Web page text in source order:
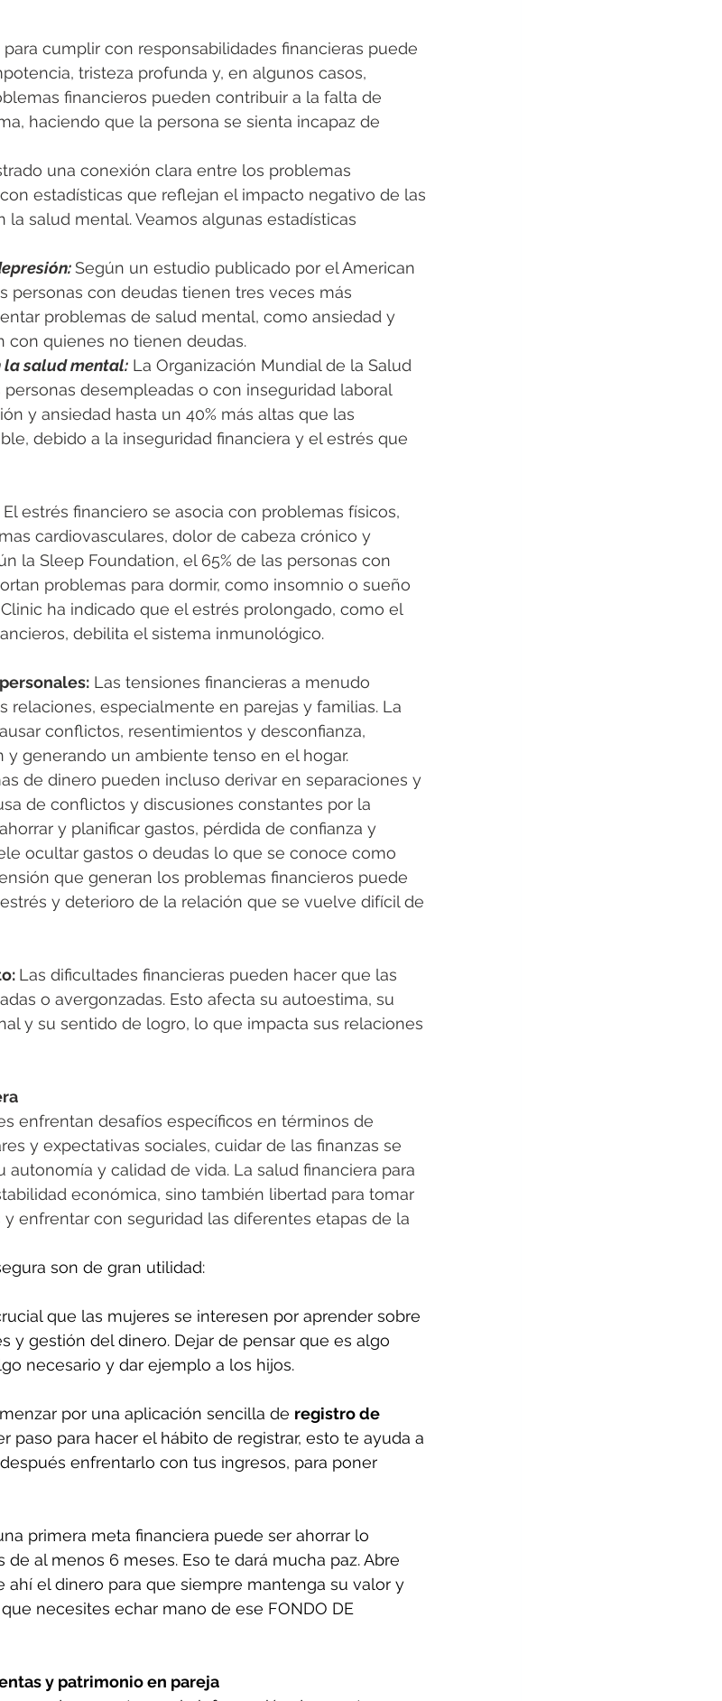
cumplir con responsabilidades financieras puede
tristeza profunda y, en algunos casos,
financieros pueden contribuir a la falta de
haciendo que la persona se sienta incapaz de
una conexión clara entre los problemas
estadísticas que reflejan el impacto negativo de las
salud mental. Veamos algunas estadísticas
Según un estudio publicado por el American
personas con deudas tienen tres veces más
problemas de salud mental, como ansiedad y
con quienes no tienen deudas.
la salud mental: La Organización Mundial de la Salud
personas desempleadas o con inseguridad laboral
y ansiedad hasta un 40% más altas que las
debido a la inseguridad financiera y el estrés que
El estrés financiero se asocia con problemas físicos,
cardiovasculares, dolor de cabeza crónico y
la Sleep Foundation, el 65% de las personas con
problemas para dormir, como insomnio o sueño
ha indicado que el estrés prolongado, como el
debilita el sistema inmunológico.
Las tensiones financieras a menudo
relaciones, especialmente en parejas y familias. La
conflictos, resentimientos y desconfianza,
generando un ambiente tenso en el hogar.
de dinero pueden incluso derivar en separaciones y
de conflictos y discusiones constantes por la
y planificar gastos, pérdida de confianza y
ocultar gastos o deudas lo que se conoce como
que generan los problemas financieros puede
y deterioro de la relación que se vuelve difícil de
Las dificultades financieras pueden hacer que las
o avergonzadas. Esto afecta su autoestima, su
y su sentido de logro, lo que impacta sus relaciones
enfrentan desafíos específicos en términos de
y expectativas sociales, cuidar de las finanzas se
y calidad de vida. La salud financiera para
económica, sino también libertad para tomar
enfrentar con seguridad las diferentes etapas de la
son de gran utilidad:
que las mujeres se interesen por aprender sobre
y gestión del dinero. Dejar de pensar que es algo
necesario y dar ejemplo a los hijos.
por una aplicación sencilla de registro de
paso para hacer el hábito de registrar, esto te ayuda a
enfrentarlo con tus ingresos, para poner
primera meta financiera puede ser ahorrar lo
al menos 6 meses. Eso te dará mucha paz. Abre
ahí el dinero para que siempre mantenga su valor y
necesites echar mano de ese FONDO DE
y patrimonio en pareja